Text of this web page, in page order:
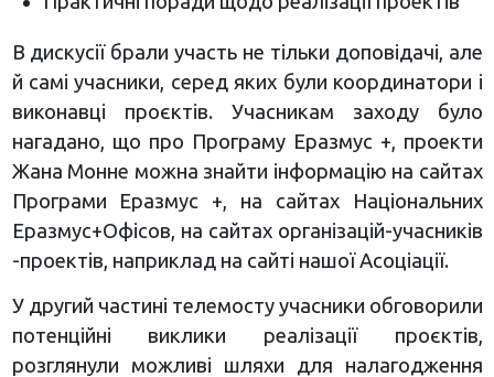
В дискусії брали участь не тільки доповідачі, але
й самі учасники, серед яких були координатори і
виконавці проєктів. Учасникам заходу було
нагадано, що про Програму Еразмус +, проекти
Жана Монне можна знайти інформацію на сайтах
Програми Еразмус +, на сайтах Національних
Еразмус+Офісов, на сайтах організацій-учасників
-проектів, наприклад на сайті нашої Асоціації.
У другий частині телемосту учасники обговорили
потенційні виклики реалізації проєктів,
розглянули можливі шляхи для налагодження